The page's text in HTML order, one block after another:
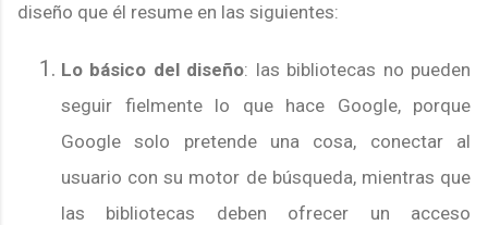
diseño que él resume en las siguientes:
Lo básico del diseño: las bibliotecas no pueden
seguir fielmente lo que hace Google, porque
Google solo pretende una cosa, conectar al
usuario con su motor de búsqueda, mientras que
las bibliotecas deben ofrecer un acceso